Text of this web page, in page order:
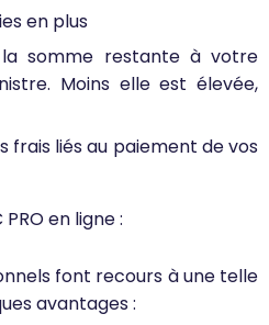
en plus
somme restante à votre
Moins elle est élevée,
frais liés au paiement de vos
en ligne :
font recours à une telle
avantages :